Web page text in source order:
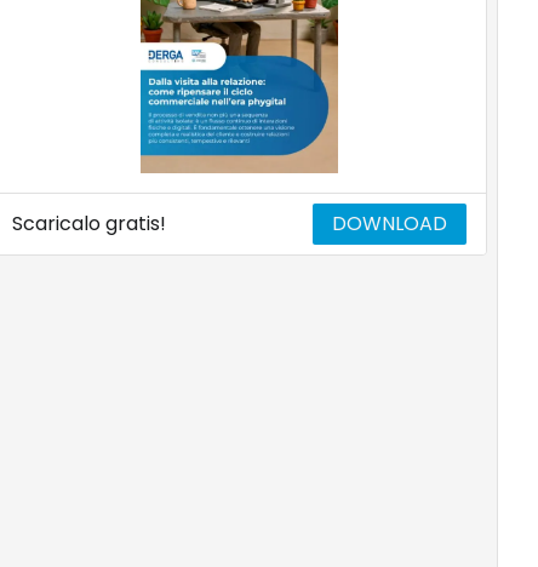
Scaricalo gratis! DOWNLOAD